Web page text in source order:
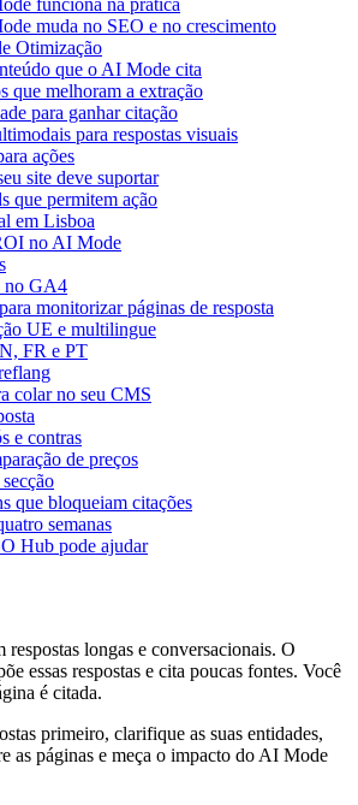
muda no SEO e no crescimento
Otimização
que o AI Mode cita
que melhoram a extração
para ganhar citação
para respostas visuais
ações
site deve suportar
que permitem ação
em Lisboa
no AI Mode
no GA4
monitorizar páginas de resposta
UE e multilingue
FR e PT
colar no seu CMS
e contras
de preços
que bloqueiam citações
semanas
Hub pode ajudar
respostas longas e conversacionais. O
essas respostas e cita poucas fontes. Você
é citada.
primeiro, clarifique as suas entidades,
as páginas e meça o impacto do AI Mode